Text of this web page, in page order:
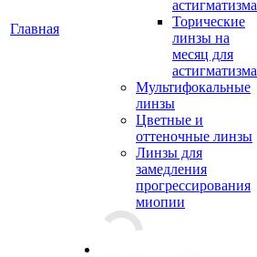
Главная
астигматизма
Торические
линзы на
месяц для
астигматизма
Мультифокальные
линзы
Цветные и
оттеночные линзы
Линзы для
замедления
прогрессирования
миопии